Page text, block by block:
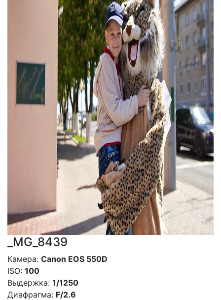
_MG_8439
Камера: Canon EOS 550D
ISO: 100
Выдержка: 1/1250
Диафрагма: F/2.6